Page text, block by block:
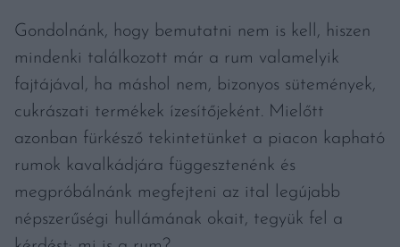
Gondolnánk, hogy bemutatni nem is kell, hiszen
mindenki találkozott már a rum valamelyik
fajtájával, ha máshol nem, bizonyos sütemények,
cukrászati termékek ízesítőjeként. Mielőtt
azonban fürkésző tekintetünket a piacon kapható
rumok kavalkádjára függesztenénk és
megpróbálnánk megfejteni az ital legújabb
népszerűségi hullámának okait, tegyük fel a